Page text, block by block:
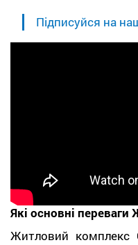
Підписуйся на
Які основні
Житловий комплекс